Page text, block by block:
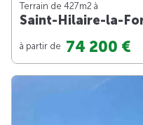
Terrain de 427m2 à
Saint-Hilaire-la-
à partir de 74 200 €